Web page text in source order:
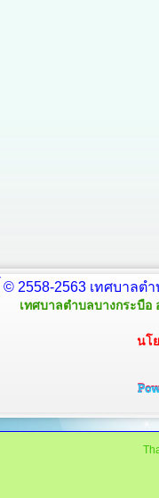
2558-2563 เทศบาลต
เทศบาลตำบลบางกระบือ
นโ